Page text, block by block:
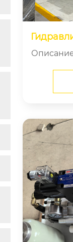
Описание